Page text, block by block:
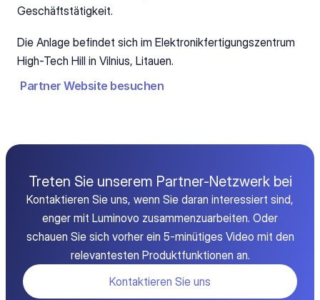
Geschäftstätigkeit.
Die Anlage befindet sich im Elektronikfertigungszentrum
High-Tech Hill in Vilnius, Litauen.
Partner Website besuchen
Treten Sie unserem Partner-Netzwerk bei
Kontaktieren Sie uns, wenn Sie daran interessiert sind,
enger mit Luminovo zusammenzuarbeiten. Oder
schauen Sie sich vorher ein 5-minütiges Video mit den
relevantesten Produktfunktionen an.
Kontaktieren Sie uns